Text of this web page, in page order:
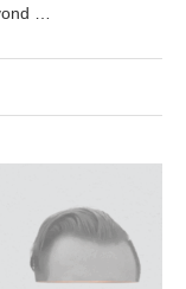
…